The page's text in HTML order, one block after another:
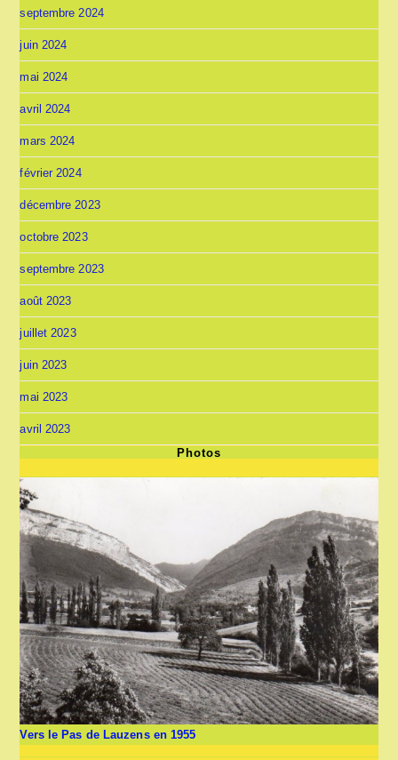
septembre 2024
juin 2024
mai 2024
avril 2024
mars 2024
février 2024
décembre 2023
octobre 2023
septembre 2023
août 2023
juillet 2023
juin 2023
mai 2023
avril 2023
Photos
Vers le Pas de Lauzens en 1955